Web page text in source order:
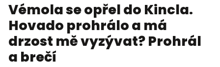
Vémola se opřel do Kincla.
Hovado prohrálo a má
drzost mě vyzývat? Prohrál
a brečí